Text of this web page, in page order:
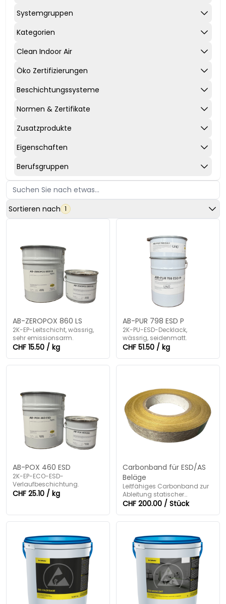
Systemgruppen
Kategorien
Clean Indoor Air
Öko Zertifizierungen
Beschichtungssysteme
Normen & Zertifikate
Zusatzprodukte
Eigenschaften
Berufsgruppen
Sortieren nach 1
AB-ZEROPOX 860 LS
2K-EP-Leitschicht, wässrig,
sehr emissionsarm.
CHF 15.50 / kg
AB-PUR 798 ESD P
2K-PU-ESD-Decklack,
wässrig, seidenmatt.
CHF 51.50 / kg
AB-POX 460 ESD
2K-EP-ECO-ESD-
Verlaufbeschichtung.
CHF 25.10 / kg
Carbonband für ESD/AS
Beläge
Leitfähiges Carbonband zur
Ableitung statischer
Ladungen in ESD- und AS-
CHF 200.00 / Stück